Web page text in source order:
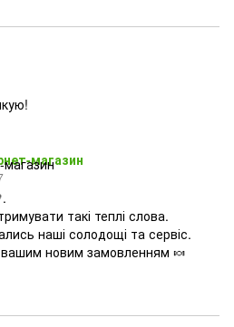
магазин
такі теплі слова.
наші солодощі та сервіс.
новим замовленням 🍬